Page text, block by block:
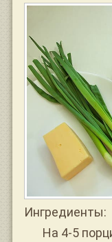
Ингредиенты:
На 4-5